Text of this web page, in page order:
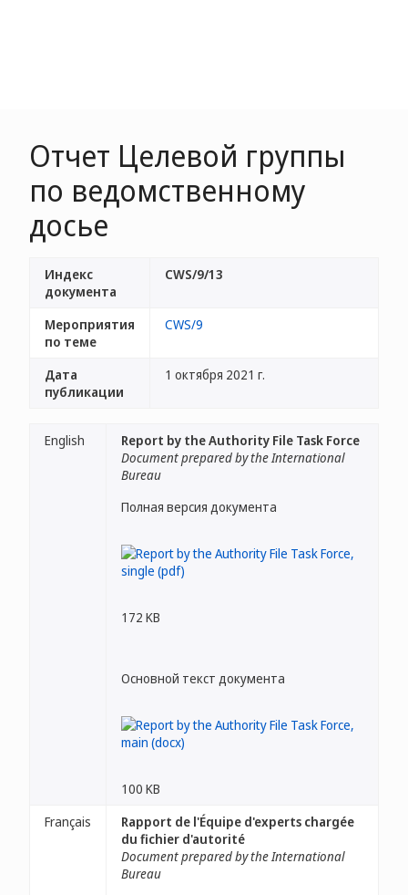
Отчет Целевой группы
по ведомственному
досье
Индекс
документа
CWS/9/13
Мероприятия
по теме
CWS/9
Дата
публикации
1 октября 2021 г.
English
Report by the Authority File Task Force
Document prepared by the International
Bureau
Полная версия документа
172 KB
Основной текст документа
100 KB
Français
Rapport de l'Équipe d'experts chargée
du fichier d'autorité
Document prepared by the International
Bureau